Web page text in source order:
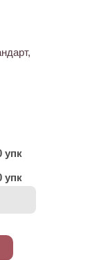
упк
упк